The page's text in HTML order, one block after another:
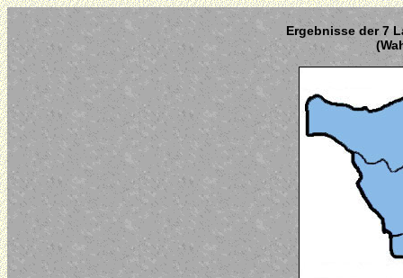
Ergebnisse der 7